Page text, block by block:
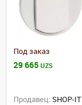
Под заказ
29 665 UZS
Продавец: SHOP-IT